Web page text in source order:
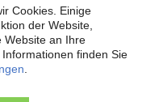
an Eigner von
23.01.2018